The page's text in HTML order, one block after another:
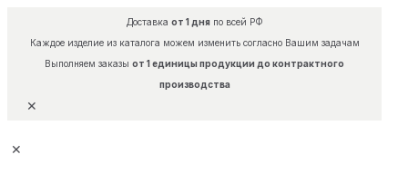
Доставка от 1 дняпо всей РФ
Каждое изделие из каталога можем изменить согласно Вашим задачам
Выполняем заказы от 1 единицы продукции до контрактного
производства
✕
✕